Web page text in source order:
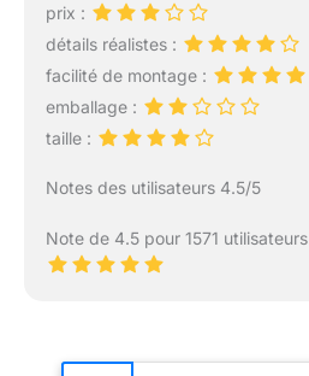
prix :
détails réalistes :
facilité de montage :
emballage :
taille :
Notes des utilisateurs 4.5/5
Note de 4.5 pour 1571 utilisateurs